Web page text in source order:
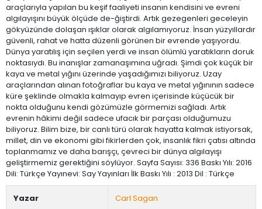
araçlarıyla yapılan bu keşif faaliyeti insanın kendisini ve evreni
algılayışını büyük ölçüde de-ğiştirdi. Artık gezegenleri geceleyin
gökyüzünde dolaşan ışıklar olarak algılamıyoruz. İnsan yüzyıllardır
güvenli, rahat ve hatta düzenli görünen bir evrende yaşıyordu.
Dünya yaratılış için seçilen yerdi ve insan ölümlü yaratıkların doruk
noktasıydı. Bu inanışlar zamanaşımına uğradı. Şimdi çok küçük bir
kaya ve metal yığını üzerinde yaşadığımızı biliyoruz. Uzay
araçlarından alınan fotoğraflar bu kaya ve metal yığınının sadece
küre şeklinde olmakla kalmayıp evren içerisinde küçücük bir
nokta olduğunu kendi gözümüzle görmemizi sağladı. Artık
evrenin hâkimi değil sadece ufacık bir parçası olduğumuzu
biliyoruz. Bilim bize, bir canlı türü olarak hayatta kalmak istiyorsak,
millet, din ve ekonomi gibi fikirlerden çok, insanlık fikri çatısı altında
toplanmamız ve daha barışçı, çevreci bir dünya algılayışı
geliştirmemiz gerektiğini söylüyor. Sayfa Sayısı: 336 Baskı Yılı: 2016
Dili: Türkçe Yayınevi: Say Yayınları İlk Baskı Yılı : 2013 Dil : Türkçe
Yazar Carl Sagan